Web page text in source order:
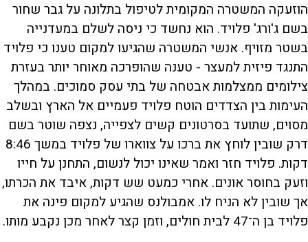
הוזעקה המשטרה המקומית לטיפול בתלונה על גבר שחור
בשם ג'ורג' פלויד. הוא נחשד כי ניסה לשלם במעדנייה
בשטר מזויף. אנשי המשטרה שהגיעו למקום טענו כי פלויד
התנגד פיזית למעצר - טענה שהופרכה מאוחר יותר בעזרת
צילומים ממצלמות אבטחה של בתי עסק סמוכים. במהלך
העימות בין הצדדים הוטח פלויד פעמיים אל הארץ ובשלב
מסוים, שתועד בסרטונים קשים לצפייה, נצפה שוטר בשם
דרק שובין לוחץ את ברכו על צווארו של פלויד במשך 8:46
דקות. פלויד חזר ואמר שאינו יכול לנשום, התחנן על חייו
וזעק בחוסר אונים. אחרי כמעט שש דקות, איבד את הכרתו,
אך שובין לא הניח לו. אמבולנס שהגיע למקום פינה את
פלויד בן ה־47 לבית חולים, וזמן קצר לאחר מכן נקבע מותו.